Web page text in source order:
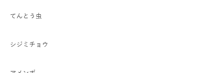
てんとう虫
シジミチョウ